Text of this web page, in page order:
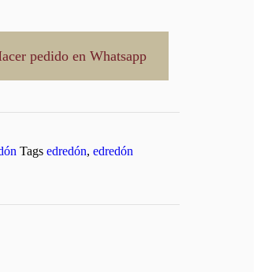
pedido en Whatsapp
Tags edredón, edredón